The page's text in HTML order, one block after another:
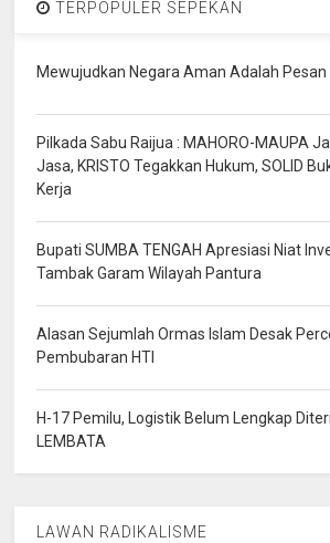
TERPOPULER SEPEKAN
Mewujudkan Negara Aman Adalah Pesan
Pilkada Sabu Raijua : MAHORO-MAUPA
Jasa, KRISTO Tegakkan Hukum, SOLID
Kerja
Bupati SUMBA TENGAH Apresiasi Niat
Tambak Garam Wilayah Pantura
Alasan Sejumlah Ormas Islam Desak
Pembubaran HTI
H-17 Pemilu, Logistik Belum Lengkap
LEMBATA
LAWAN RADIKALISME